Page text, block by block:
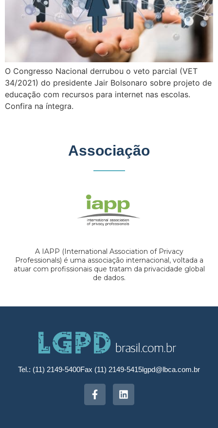
O Congresso Nacional derrubou o veto parcial (VET
34/2021) do presidente Jair Bolsonaro sobre projeto de
educação com recursos para internet nas escolas.
Confira na íntegra.
Associação
A IAPP (International Association of Privacy
Professionals) é uma associação internacional, voltada a
atuar com profissionais que tratam da privacidade global
de dados.
Tel.: (11) 2149-5400Fax (11) 2149-5415lgpd@lbca.com.br